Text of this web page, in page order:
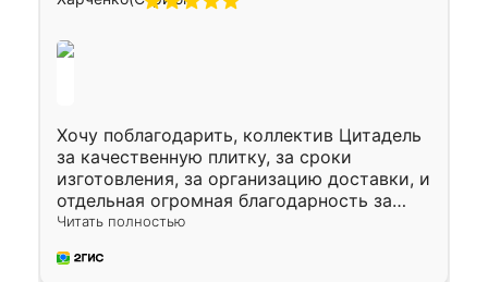
Хочу поблагодарить, коллектив Цитадель
за качественную плитку, за сроки
изготовления, за организацию доставки, и
отдельная огромная благодарность за
укладку плитки Оганесу, за два дня 70 кв,
Читать полностью